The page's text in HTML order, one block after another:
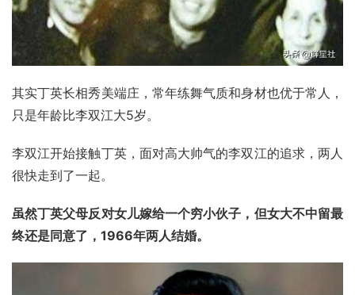
其实丁英长相秀美端庄，常年练舞气质和身材也优于常人，
只是年龄比李双江大5岁。
李双江开始接触丁英，面对高大帅气的李双江的追求，两人
很快走到了一起。
虽然丁英父母反对女儿嫁给一个穷小伙子，但女大不中留最
终还是同意了，1966年两人结婚。